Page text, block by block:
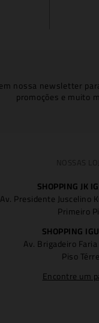
nossa newsletter
promoções e muito
SHOPPING JK
Av. Presidente Juscelino
Primeiro
SHOPPING
Av. Brigadeiro
Piso
Encontre um